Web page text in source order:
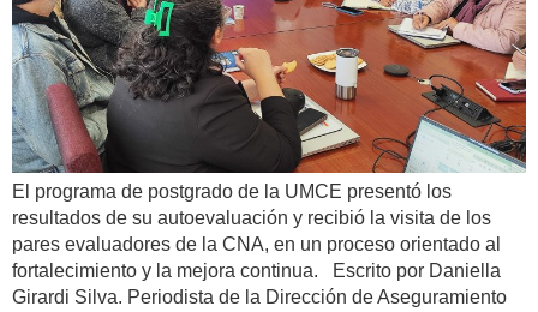
El programa de postgrado de la UMCE presentó los
resultados de su autoevaluación y recibió la visita de los
pares evaluadores de la CNA, en un proceso orientado al
fortalecimiento y la mejora continua. Escrito por Daniella
Girardi Silva. Periodista de la Dirección de Aseguramiento